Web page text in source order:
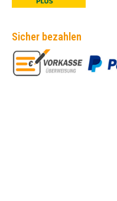
Sicher bezahlen